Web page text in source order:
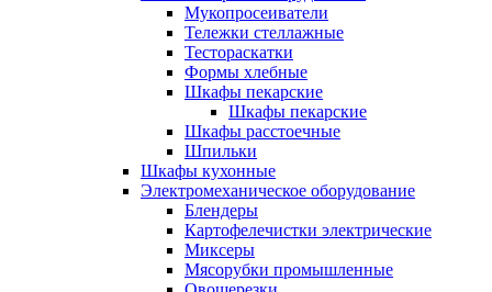
Мукопросеиватели
Тележки стеллажные
Тестораскатки
Формы хлебные
Шкафы пекарские
Шкафы пекарские
Шкафы расстоечные
Шпильки
Шкафы кухонные
Электромеханическое оборудование
Блендеры
Картофелечистки электрические
Миксеры
Мясорубки промышленные